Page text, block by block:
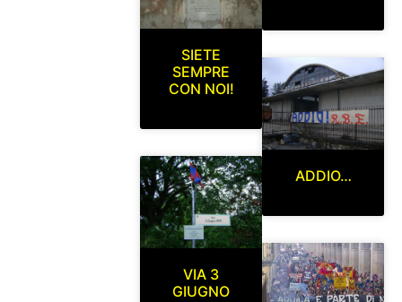
SIETE
SEMPRE
CON NOI!
VIA 3
GIUGNO
ADDIO…